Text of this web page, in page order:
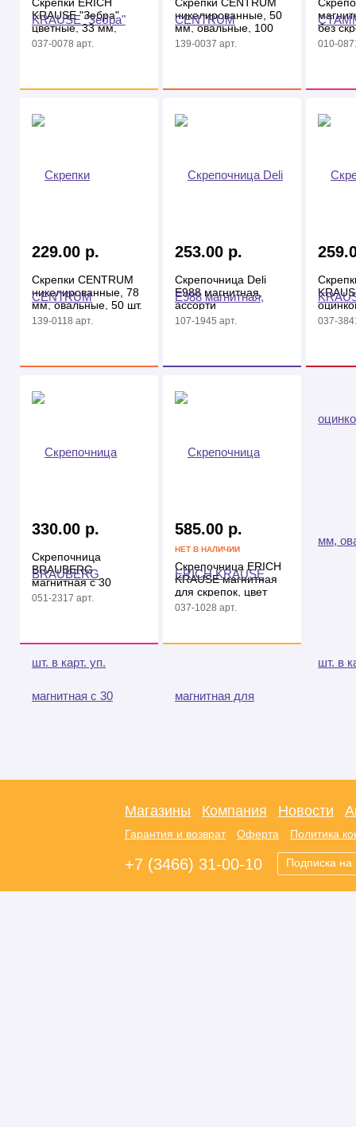
KRAUSE "Зебра"
цветные, 33 мм,
овальные, 100 шт. в
037-0078 арт.
никелированные, 50
мм, овальные, 100
шт. в карт. уп.
139-0037 арт.
без
010-
229.00 р.
Скрепки CENTRUM
никелированные, 78
мм, овальные, 50 шт.
в карт. уп.
139-0118 арт.
253.00 р.
Скрепочница Deli
E988 магнитная,
ассорти
107-1945 арт.
мм,
037-
330.00 р.
Скрепочница
BRAUBERG
магнитная с 30
скрепками, большой
051-2317 арт.
585.00 р.
НЕТ В НАЛИЧИИ
Скрепочница ERICH
KRAUSE магнитная
для скрепок, цвет
черный
037-1028 арт.
Магазины Компания Новости
Гарантия и возврат Оферта Политика
+7 (3466) 31-00-10 Подписка на